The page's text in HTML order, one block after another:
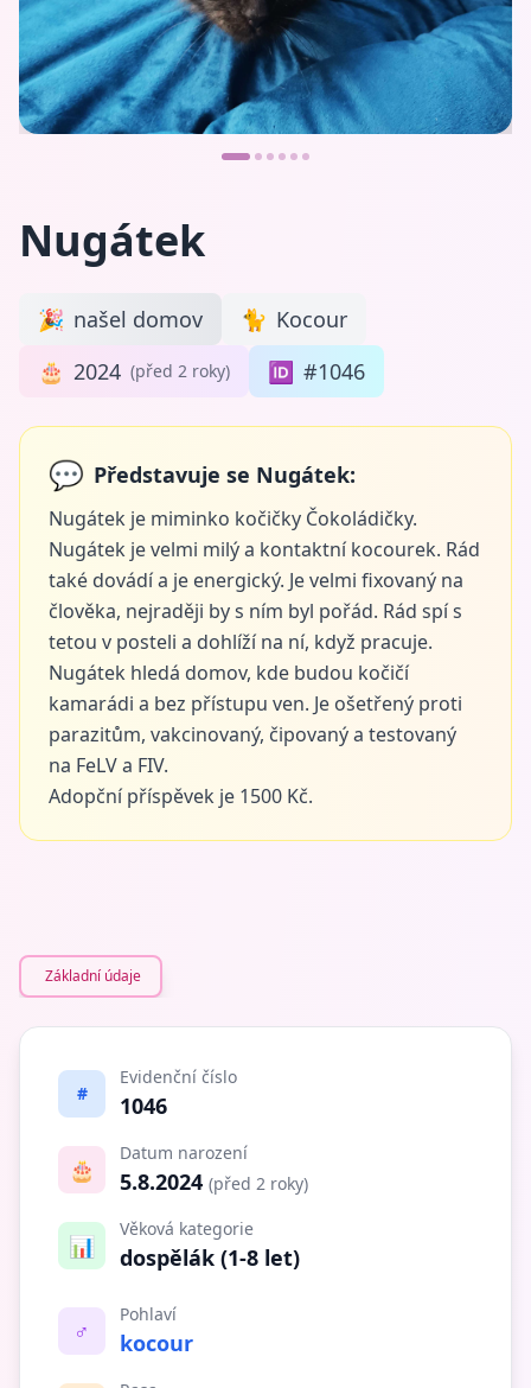
Nugátek
🎉 našel domov 🐈 Kocour
🎂 2024 (před 2 roky) 🆔 #1046
💬 Představuje se Nugátek:
Nugátek je miminko kočičky Čokoládičky.
Nugátek je velmi milý a kontaktní kocourek. Rád
také dovádí a je energický. Je velmi fixovaný na
člověka, nejraději by s ním byl pořád. Rád spí s
tetou v posteli a dohlíží na ní, když pracuje.
Nugátek hledá domov, kde budou kočičí
kamarádi a bez přístupu ven. Je ošetřený proti
parazitům, vakcinovaný, čipovaný a testovaný
na FeLV a FIV.
Adopční příspěvek je 1500 Kč.
Základní údaje
#
Evidenční číslo
1046
🎂
Datum narození
5.8.2024 (před 2 roky)
📊
Věková kategorie
dospělák (1-8 let)
♂️
Pohlaví
kocour